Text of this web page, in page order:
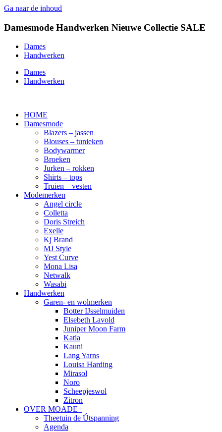
Ga naar de inhoud
Damesmode Handwerken Nieuwe Collectie SALE
Dames
Handwerken
Dames
Handwerken
HOME
Damesmode
Blazers – jassen
Blouses – tunieken
Bodywarmer
Broeken
Jurken – rokken
Shirts – tops
Truien – vesten
Modemerken
Angel circle
Colletta
Doris Streich
Exelle
Kj Brand
MJ Style
Yest Curve
Mona Lisa
Netwalk
Wasabi
Handwerken
Garen- en wolmerken
Botter IJsselmuiden
Elsebeth Lavold
Juniper Moon Farm
Katia
Kauni
Lang Yarns
Louisa Harding
Mirasol
Noro
Scheepjeswol
Zitron
OVER MOADE+
Theetuin de Útspanning
Agenda